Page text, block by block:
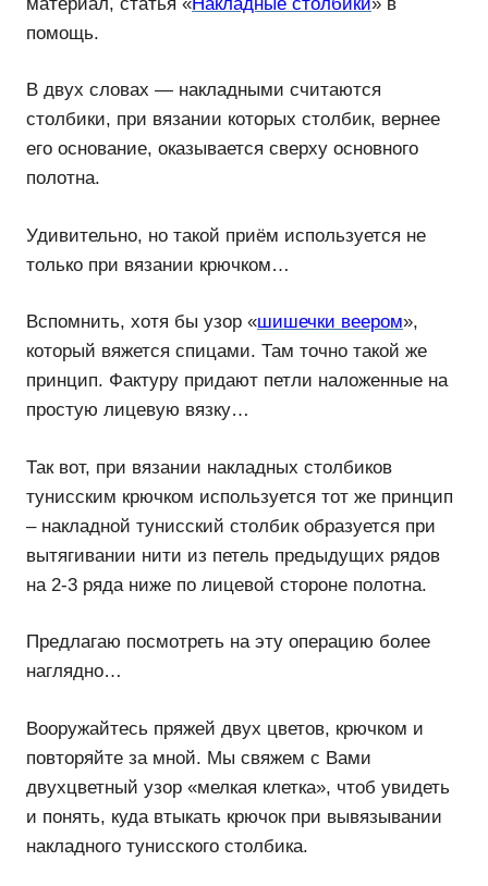
помощь.
В двух словах — накладными считаются
столбики, при вязании которых столбик, вернее
его основание, оказывается сверху основного
полотна.
Удивительно, но такой приём используется не
только при вязании крючком…
Вспомнить, хотя бы узор «шишечки веером»,
который вяжется спицами. Там точно такой же
принцип. Фактуру придают петли наложенные на
простую лицевую вязку…
Так вот, при вязании накладных столбиков
тунисским крючком используется тот же принцип
– накладной тунисский столбик образуется при
вытягивании нити из петель предыдущих рядов
на 2-3 ряда ниже по лицевой стороне полотна.
Предлагаю посмотреть на эту операцию более
наглядно…
Вооружайтесь пряжей двух цветов, крючком и
повторяйте за мной. Мы свяжем с Вами
двухцветный узор «мелкая клетка», чтоб увидеть
и понять, куда втыкать крючок при вывязывании
накладного тунисского столбика.